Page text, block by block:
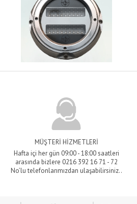
MÜŞTERİ HİZMETLERİ
Hafta içi her gün 09:00 - 18:00 saatleri
arasında bizlere 0216 392 16 71 - 72
No’lu telefonlarımızdan ulaşabilirsiniz..